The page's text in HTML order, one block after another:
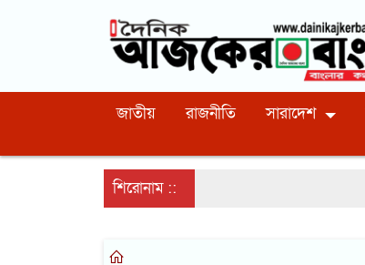
জাতীয় রাজনীতি সারাদেশ
শিরোনাম ::